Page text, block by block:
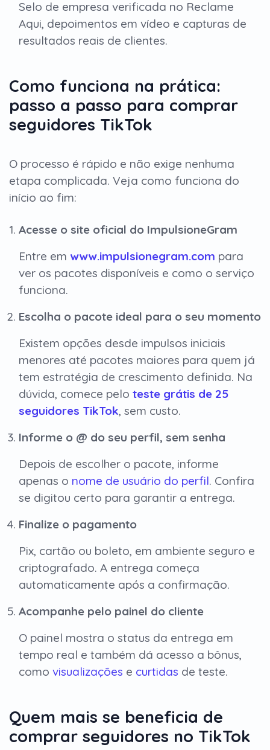
Selo de empresa verificada no Reclame
Aqui, depoimentos em vídeo e capturas de
resultados reais de clientes.
Como funciona na prática:
passo a passo para comprar
seguidores TikTok
O processo é rápido e não exige nenhuma
etapa complicada. Veja como funciona do
início ao fim:
Acesse o site oficial do ImpulsioneGram
Entre em www.impulsionegram.com para
ver os pacotes disponíveis e como o serviço
funciona.
Escolha o pacote ideal para o seu momento
Existem opções desde impulsos iniciais
menores até pacotes maiores para quem já
tem estratégia de crescimento definida. Na
dúvida, comece pelo teste grátis de 25
seguidores TikTok, sem custo.
Informe o @ do seu perfil, sem senha
Depois de escolher o pacote, informe
apenas o nome de usuário do perfil. Confira
se digitou certo para garantir a entrega.
Finalize o pagamento
Pix, cartão ou boleto, em ambiente seguro e
criptografado. A entrega começa
automaticamente após a confirmação.
Acompanhe pelo painel do cliente
O painel mostra o status da entrega em
tempo real e também dá acesso a bônus,
como visualizações e curtidas de teste.
Quem mais se beneficia de
comprar seguidores no TikTok